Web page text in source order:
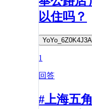
以住吗？
YoYo_6Z0K4J3A
1
回答
#上海五